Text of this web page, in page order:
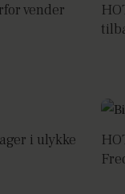
vender
i ulykke